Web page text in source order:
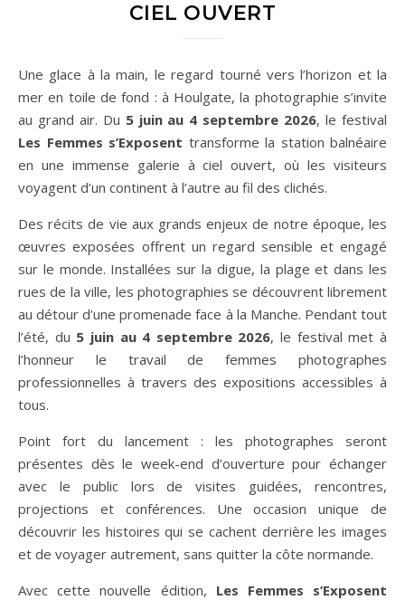
CIEL OUVERT
Une glace à la main, le regard tourné vers l’horizon et la
mer en toile de fond : à Houlgate, la photographie s’invite
au grand air. Du 5 juin au 4 septembre 2026, le festival
Les Femmes s’Exposent transforme la station balnéaire
en une immense galerie à ciel ouvert, où les visiteurs
voyagent d’un continent à l’autre au fil des clichés.
Des récits de vie aux grands enjeux de notre époque, les
œuvres exposées offrent un regard sensible et engagé
sur le monde. Installées sur la digue, la plage et dans les
rues de la ville, les photographies se découvrent librement
au détour d’une promenade face à la Manche. Pendant tout
l’été, du 5 juin au 4 septembre 2026, le festival met à
l’honneur le travail de femmes photographes
professionnelles à travers des expositions accessibles à
tous.
Point fort du lancement : les photographes seront
présentes dès le week-end d’ouverture pour échanger
avec le public lors de visites guidées, rencontres,
projections et conférences. Une occasion unique de
découvrir les histoires qui se cachent derrière les images
et de voyager autrement, sans quitter la côte normande.
Avec cette nouvelle édition, Les Femmes s’Exposent